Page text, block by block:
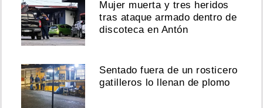
Mujer muerta y tres heridos
tras ataque armado dentro de
discoteca en Antón
Sentado fuera de un rosticero
gatilleros lo llenan de plomo